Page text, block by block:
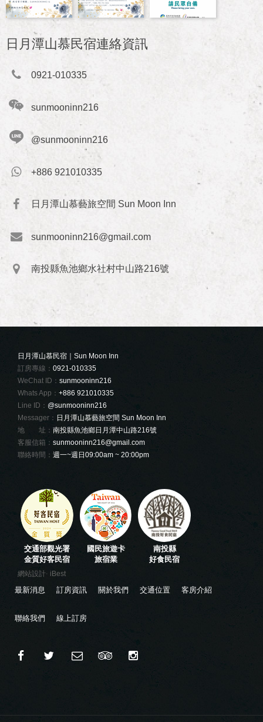
日月潭山慕民宿連絡資訊
0921-010335
sunmooninn216
@sunmooninn216
+886 921010335
日月潭山慕藝旅空間 Sun Moon Inn
sunmooninn216@gmail.com
南投縣魚池鄉水社村中山路216號
日月潭山慕民宿｜Sun Moon Inn
訂房專線： 0921-010335
WeChat ID： sunmooninn216
Whats App： +886 921010335
Line ID： @sunmooninn216
Messager： 日月潭山慕藝旅空間 Sun Moon Inn
地 址： 南投縣魚池鄉日月潭中山路216號
客服信箱： sunmooninn216@gmail.com
聯絡時間： 週一~週日09:00am ~ 20:00pm
交通部觀光署
金質好客民宿
國民旅遊卡
旅宿業
南投縣
好食民宿
網站設計‧ iBest
最新消息 訂房資訊 關於我們 交通位置 客房介紹
聯絡我們 線上訂房